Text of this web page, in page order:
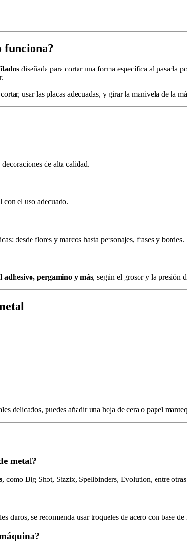
funciona?
diseñada para cortar una forma específica al pasarla
usar las placas adecuadas, y girar la manivela de la
de alta calidad.
con el uso adecuado.
desde flores y marcos hasta personajes, frases y bordes.
pergamino y más, según el grosor y la presión
delicados, puedes añadir una hoja de cera o papel
metal?
, como Big Shot, Sizzix, Spellbinders, Evolution, entre otras.
duros, se recomienda usar troqueles de acero con base de